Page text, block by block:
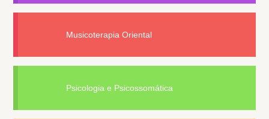
Musicoterapia Oriental
Psicologia e Psicossomática